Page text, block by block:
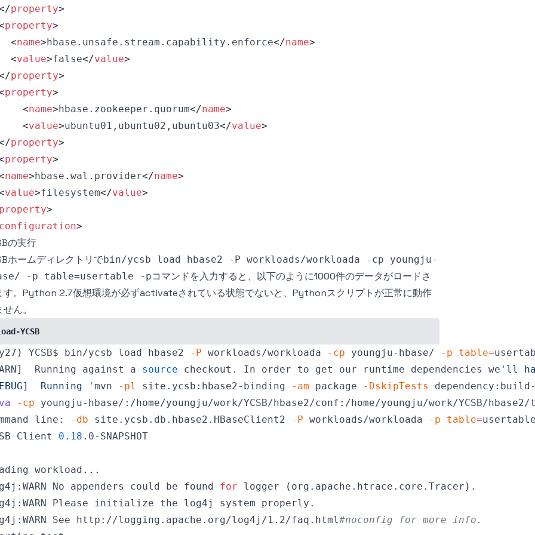
property>
property>
<name>hbase.unsafe.stream.capability.enforce</name>
<value>false</value>
property>
property>
<name>hbase.zookeeper.quorum</name>
<value>ubuntu01,ubuntu02,ubuntu03</value>
property>
property>
name>hbase.wal.provider</name>
value>filesystem</value>
property>
configuration>
の実行
ホームディレクトリでbin/ycsb load hbase2 -P workloads/workloada -cp youngju-
-p table=usertable -pコマンドを入力すると、以下のように1000件のデータがロードさ
す。Python 2.7仮想環境が必ずactivateされている状態でないと、Pythonスクリプトが正常に動作
ん。
YCSB
) YCSB$ bin/ycsb load hbase2 -P workloads/workloada -cp youngju-hbase/ -p table=
]
  Running against a
source checkout. In order to get our runtime dependencies we
Running ' mvn -pl site.ycsb:hbase2-binding -am package -DskipTests
-cp youngju-hbase/:/home/youngju/work/YCSB/hbase2/conf:/home/youngju/work/
line:
-db site.ycsb.db.hbase2.HBaseClient2 -P workloads/workloada -p table=
Client 0.18
workload ..
No appenders could be found for logger ( org.apache.htrace.core.Tracer )
See http://logging.apache.org/log4j/1.2/faq.html#noconfig for more info.